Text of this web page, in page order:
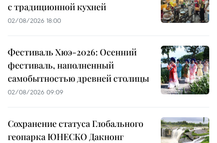
с традиционной кухней
02/08/2026 18:00
Фестиваль Хюэ-2026: Осенний
фестиваль, наполненный
самобытностью древней столицы
02/08/2026 09:09
Сохранение статуса Глобального
геопарка ЮНЕСКО Дакнонг